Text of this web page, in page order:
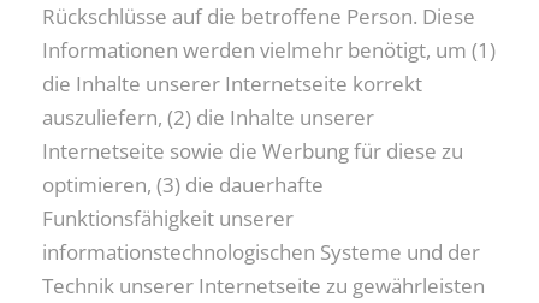
Rückschlüsse auf die betroffene Person. Diese
Informationen werden vielmehr benötigt, um (1)
die Inhalte unserer Internetseite korrekt
auszuliefern, (2) die Inhalte unserer
Internetseite sowie die Werbung für diese zu
optimieren, (3) die dauerhafte
Funktionsfähigkeit unserer
informationstechnologischen Systeme und der
Technik unserer Internetseite zu gewährleisten